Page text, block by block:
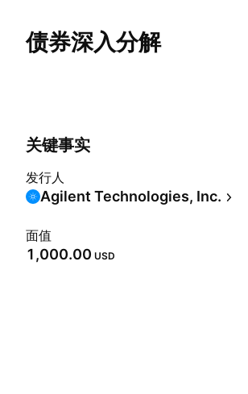
债券深入分解
关键事实
发行人
Agilent Technologies, Inc.
面值
1,000.00 USD